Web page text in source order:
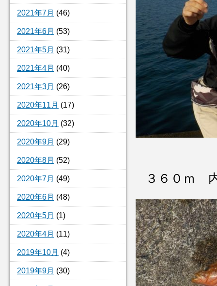
2021年7月 (46)
2021年6月 (53)
2021年5月 (31)
2021年4月 (40)
2021年3月 (26)
2020年11月 (17)
2020年10月 (32)
2020年9月 (29)
2020年8月 (52)
2020年7月 (49)
2020年6月 (48)
2020年5月 (1)
2020年4月 (11)
2019年10月 (4)
2019年9月 (30)
３６０ｍ